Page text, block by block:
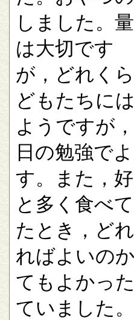
しました。
は大切です
が，どれく
どもたちに
ようですが
日の勉強で
す。また，
と多く食べ
たとき，ど
ればよいの
てもよかっ
ていました